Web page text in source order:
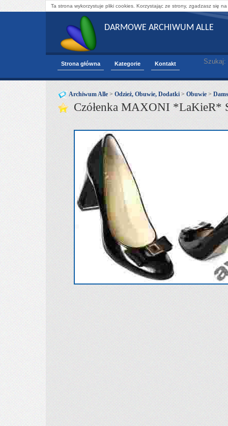
Ta strona wykorzystuje pliki cookies. Korzystając ze strony, zgadzasz się
DARMOWE ARCHIWUM ALLE
Strona główna Kategorie Kontakt Szukaj:
Archiwum Alle > Odzież, Obuwie, Dodatki > Obuwie >
Czółenka MAXONI